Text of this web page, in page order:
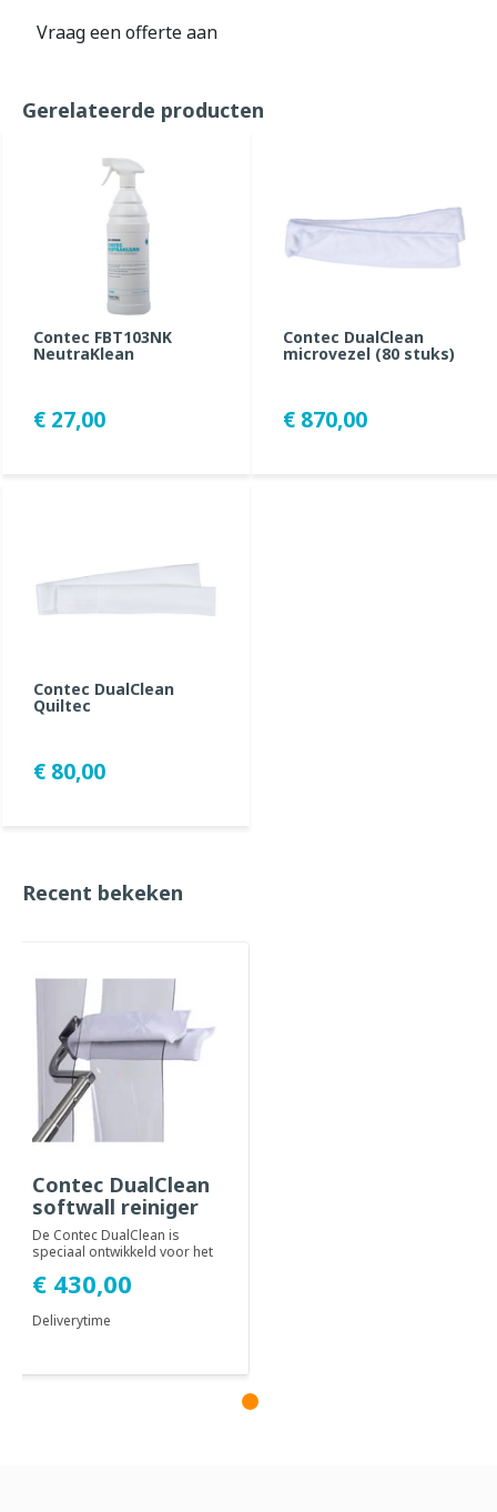
Vraag een offerte aan
Gerelateerde producten
Contec FBT103NK
NeutraKlean
€ 27,00
Contec DualClean
microvezel (80 stuks)
€ 870,00
Contec DualClean
Quiltec
€ 80,00
Recent bekeken
Contec DualClean
softwall reiniger
De Contec DualClean is
speciaal ontwikkeld voor het
strokengordijnen...
€ 430,00
Deliverytime